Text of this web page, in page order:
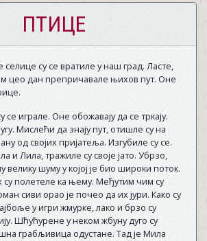
ПТИЦЕ
су се вратиле у наш град. Ласте,
цео дан препричавале њихов пут. Оне
се играле. Оне обожавају да се тркају.
Мислећи да знају пут, отишле су на
од својих пријатеља. Изгубиле су се.
и Лила, тражиле су своје јато. Убрзо,
велику шуму у којој је био широки поток.
су полетеле ка њему. Међутим чим су
сиви орао је почео да их јури. Како су
у игри жмурке, лако и брзо су
Шћућурене у неком жбуну дуго су
грабљивица одустане. Тад је Мила